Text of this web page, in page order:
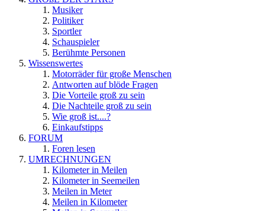
Musiker
Politiker
Sportler
Schauspieler
Berühmte Personen
Wissenswertes
Motorräder für große Menschen
Antworten auf blöde Fragen
Die Vorteile groß zu sein
Die Nachteile groß zu sein
Wie groß ist....?
Einkaufstipps
FORUM
Foren lesen
UMRECHNUNGEN
Kilometer in Meilen
Kilometer in Seemeilen
Meilen in Meter
Meilen in Kilometer